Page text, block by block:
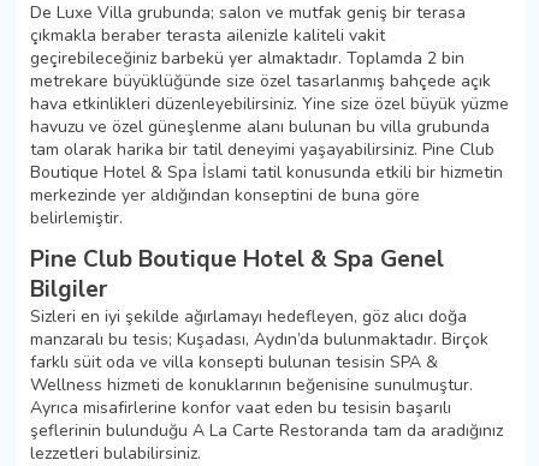
De Luxe Villa grubunda; salon ve mutfak geniş bir terasa
çıkmakla beraber terasta ailenizle kaliteli vakit
geçirebileceğiniz barbekü yer almaktadır. Toplamda 2 bin
metrekare büyüklüğünde size özel tasarlanmış bahçede açık
hava etkinlikleri düzenleyebilirsiniz. Yine size özel büyük yüzme
havuzu ve özel güneşlenme alanı bulunan bu villa grubunda
tam olarak harika bir tatil deneyimi yaşayabilirsiniz. Pine Club
Boutique Hotel & Spa İslami tatil konusunda etkili bir hizmetin
merkezinde yer aldığından konseptini de buna göre
belirlemiştir.
Pine Club Boutique Hotel & Spa Genel
Bilgiler
Sizleri en iyi şekilde ağırlamayı hedefleyen, göz alıcı doğa
manzaralı bu tesis; Kuşadası, Aydın’da bulunmaktadır. Birçok
farklı süit oda ve villa konsepti bulunan tesisin SPA &
Wellness hizmeti de konuklarının beğenisine sunulmuştur.
Ayrıca misafirlerine konfor vaat eden bu tesisin başarılı
şeflerinin bulunduğu A La Carte Restoranda tam da aradığınız
lezzetleri bulabilirsiniz.